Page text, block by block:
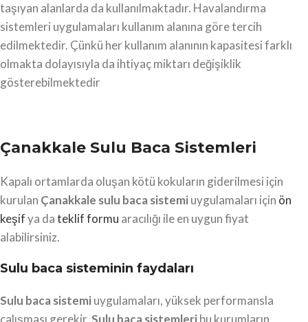
taşıyan alanlarda da kullanılmaktadır. Havalandırma
sistemleri uygulamaları kullanım alanına göre tercih
edilmektedir. Çünkü her kullanım alanının kapasitesi farklı
olmakta dolayısıyla da ihtiyaç miktarı değişiklik
gösterebilmektedir
Çanakkale Sulu Baca Sistemleri
Kapalı ortamlarda oluşan kötü kokuların giderilmesi için
kurulan Çanakkale sulu baca sistemiuygulamaları için ön
keşifya dateklif formu aracılığı ile en uygun fiyat
alabilirsiniz.
Sulu baca sisteminin faydaları
Sulu baca sistemiuygulamaları, yüksek performansla